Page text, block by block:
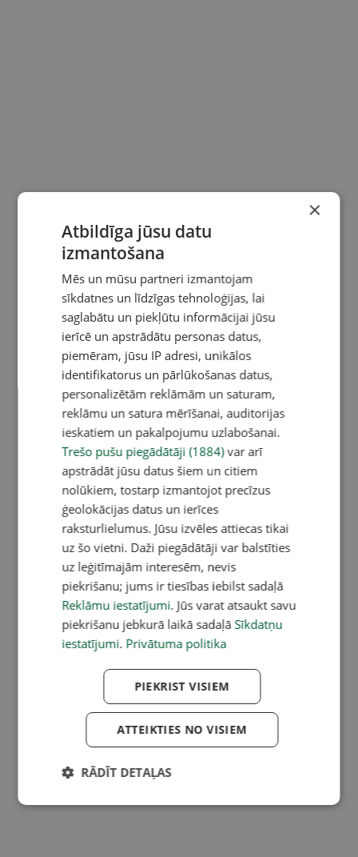
×
Atbildīga jūsu datu
izmantošana
Mēs un mūsu partneri izmantojam
sīkdatnes un līdzīgas tehnoloģijas, lai
saglabātu un piekļūtu informācijai jūsu
ierīcē un apstrādātu personas datus,
piemēram, jūsu IP adresi, unikālos
identifikatorus un pārlūkošanas datus,
personalizētām reklāmām un saturam,
reklāmu un satura mērīšanai, auditorijas
ieskatiem un pakalpojumu uzlabošanai.
Trešo pušu piegādātāji (1884)var arī
apstrādāt jūsu datus šiem un citiem
nolūkiem, tostarp izmantojot precīzus
ģeolokācijas datus un ierīces
raksturlielumus. Jūsu izvēles attiecas tikai
uz šo vietni. Daži piegādātāji var balstīties
uz leģitīmajām interesēm, nevis
piekrišanu; jums ir tiesības iebilst sadaļā
Reklāmu iestatījumi. Jūs varat atsaukt savu
piekrišanu jebkurā laikā sadaļā Sīkdatņu
iestatījumi. Privātuma politika
PIEKRIST VISIEM
ATTEIKTIES NO VISIEM
RĀDĪT DETAĻAS